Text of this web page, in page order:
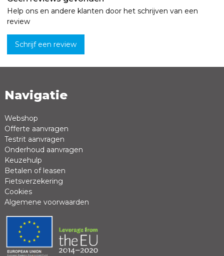
Help ons en andere klanten door het schrijven van een
review
Schrijf een review
Naam *
Review *
Positieve punten
Navigatie
Webshop
Offerte aanvragen
Testrit aanvragen
Onderhoud aanvragen
Keuzehulp
Betalen of leasen
Fietsverzekering
Cookies
Algemene voorwaarden